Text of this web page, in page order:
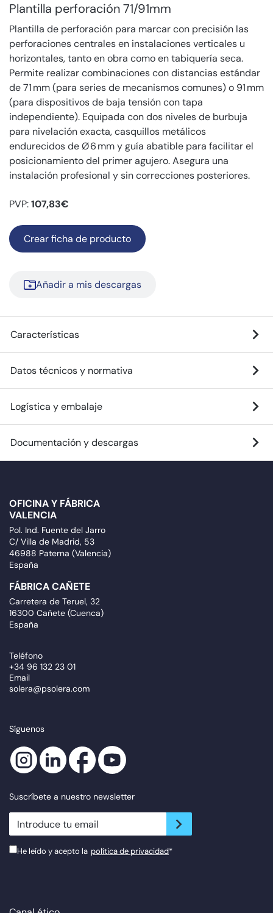
Plantilla perforación 71/91mm
Plantilla de perforación para marcar con precisión las
perforaciones centrales en instalaciones verticales u
horizontales, tanto en obra como en tabiquería seca.
Permite realizar combinaciones con distancias estándar
de 71 mm (para series de mecanismos comunes) o 91 mm
(para dispositivos de baja tensión con tapa
independiente). Equipada con dos niveles de burbuja
para nivelación exacta, casquillos metálicos
endurecidos de Ø 6 mm y guía abatible para facilitar el
posicionamiento del primer agujero. Asegura una
instalación profesional y sin correcciones posteriores.
PVP:107,83€
Crear ficha de producto
Añadir a mis descargas
Características
Datos técnicos y normativa
Logística y embalaje
Documentación y descargas
OFICINA Y FÁBRICA
VALENCIA
Pol. Ind. Fuente del Jarro
C/ Villa de Madrid, 53
46988 Paterna (Valencia)
España
FÁBRICA CAÑETE
Carretera de Teruel, 32
16300 Cañete (Cuenca)
España
Teléfono
+34 96 132 23 01
Email
solera@psolera.com
Síguenos
Suscríbete a nuestro newsletter
newsletter.suscribe
He leído y acepto la política de privacidad*